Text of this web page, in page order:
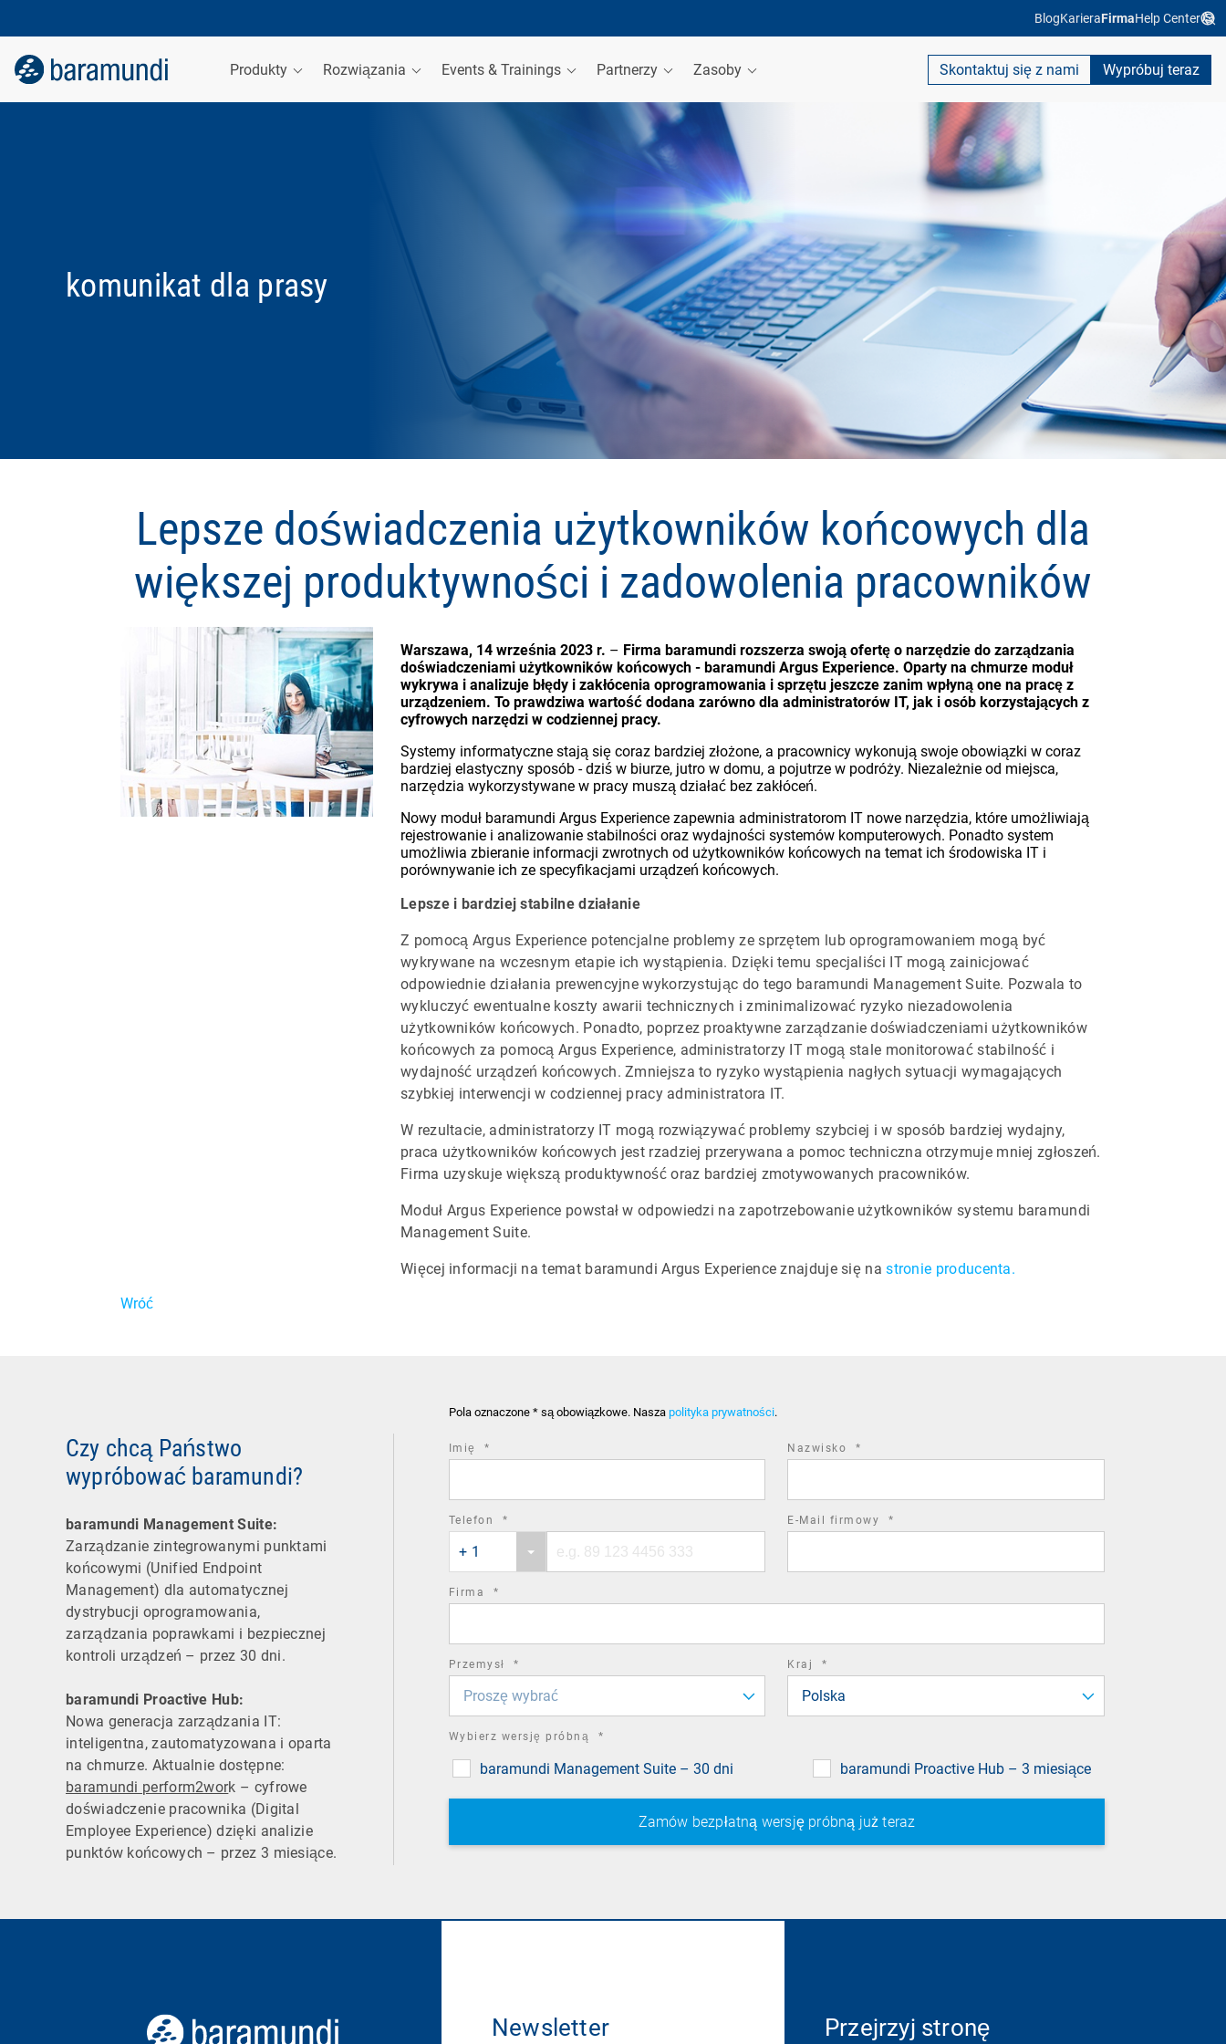
BlogKarieraFirmaHelp Center
Produkty Rozwiązania Events & Trainings Partnerzy Zasoby Skontaktuj się z nami Wypróbuj teraz
komunikat dla prasy
Lepsze doświadczenia użytkowników końcowych dla
większej produktywności i zadowolenia pracowników
Warszawa, 14 września 2023 r. – Firma baramundi rozszerza swoją ofertę o narzędzie do zarządzania
doświadczeniami użytkowników końcowych - baramundi Argus Experience. Oparty na chmurze moduł
wykrywa i analizuje błędy i zakłócenia oprogramowania i sprzętu jeszcze zanim wpłyną one na pracę z
urządzeniem. To prawdziwa wartość dodana zarówno dla administratorów IT, jak i osób korzystających z
cyfrowych narzędzi w codziennej pracy.
Systemy informatyczne stają się coraz bardziej złożone, a pracownicy wykonują swoje obowiązki w coraz
bardziej elastyczny sposób - dziś w biurze, jutro w domu, a pojutrze w podróży. Niezależnie od miejsca,
narzędzia wykorzystywane w pracy muszą działać bez zakłóceń.
Nowy moduł baramundi Argus Experience zapewnia administratorom IT nowe narzędzia, które umożliwiają
rejestrowanie i analizowanie stabilności oraz wydajności systemów komputerowych. Ponadto system
umożliwia zbieranie informacji zwrotnych od użytkowników końcowych na temat ich środowiska IT i
porównywanie ich ze specyfikacjami urządzeń końcowych.
Lepsze i bardziej stabilne działanie
Z pomocą Argus Experience potencjalne problemy ze sprzętem lub oprogramowaniem mogą być
wykrywane na wczesnym etapie ich wystąpienia. Dzięki temu specjaliści IT mogą zainicjować
odpowiednie działania prewencyjne wykorzystując do tego baramundi Management Suite. Pozwala to
wykluczyć ewentualne koszty awarii technicznych i zminimalizować ryzyko niezadowolenia
użytkowników końcowych. Ponadto, poprzez proaktywne zarządzanie doświadczeniami użytkowników
końcowych za pomocą Argus Experience, administratorzy IT mogą stale monitorować stabilność i
wydajność urządzeń końcowych. Zmniejsza to ryzyko wystąpienia nagłych sytuacji wymagających
szybkiej interwencji w codziennej pracy administratora IT.
W rezultacie, administratorzy IT mogą rozwiązywać problemy szybciej i w sposób bardziej wydajny,
praca użytkowników końcowych jest rzadziej przerywana a pomoc techniczna otrzymuje mniej zgłoszeń.
Firma uzyskuje większą produktywność oraz bardziej zmotywowanych pracowników.
Moduł Argus Experience powstał w odpowiedzi na zapotrzebowanie użytkowników systemu baramundi
Management Suite.
Więcej informacji na temat baramundi Argus Experience znajduje się nastronie producenta.
Wróć
Czy chcą Państwo
wypróbować baramundi?
baramundi Management Suite:
Zarządzanie zintegrowanymi punktami
końcowymi (Unified Endpoint
Management) dla automatycznej
dystrybucji oprogramowania,
zarządzania poprawkami i bezpiecznej
kontroli urządzeń – przez 30 dni.
baramundi Proactive Hub:
Nowa generacja zarządzania IT:
inteligentna, zautomatyzowana i oparta
na chmurze. Aktualnie dostępne:
baramundi perform2work – cyfrowe
doświadczenie pracownika (Digital
Employee Experience) dzięki analizie
punktów końcowych – przez 3 miesiące.
Pola oznaczone * są obowiązkowe. Nasza polityka prywatności.
Imię * Nazwisko *
Telefon *
country
code
+ 1
number
E-Mail firmowy *
Firma *
Przemysł *
Proszę wybrać
Kraj *
Polska
Wybierz wersję próbną *
baramundi Management Suite – 30 dni baramundi Proactive Hub – 3 miesiące
Newsletter Przejrzyj stronę